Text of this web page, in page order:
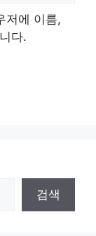
저에 이름,
다.
검색